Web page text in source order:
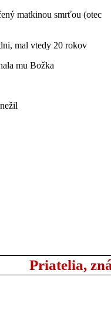
matkinou smrťou (otec
mal vtedy 20 rokov
mu Božka
Priatelia,